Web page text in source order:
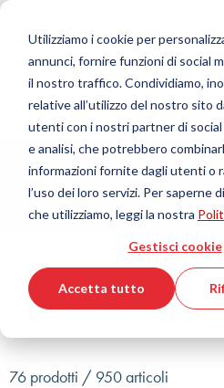
Utilizziamo i cookie per
annunci, fornire funzioni di social
il nostro traffico. Condividiamo,
relative all’utilizzo del nostro sito
utenti con i nostri partner di social
e analisi, che potrebbero
informazioni fornite dagli utenti o
l’uso dei loro servizi. Per saperne
che utilizziamo, leggi la nostra
Gestisci cookie
Accetta tutto
Menu
Cerca
Home DirectCUT - Configurator
Cinghie dentate
Ordinare tagli su misura con il
Filtro
Mostra filtri
76 prodotti / 950 articoli